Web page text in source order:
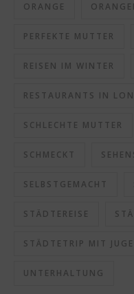
ORANGE
PERFEKTE MUTTER
REISEN IM WINTER
RESTAURANTS IN
SCHLECHTE MUTTER
SCHMECKT
SELBSTGEMACHT
STÄDTEREISE
STÄDTETRIP MIT
UNTERHALTUNG